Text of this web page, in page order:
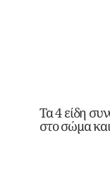
Τα 4 είδη
στο σώμα